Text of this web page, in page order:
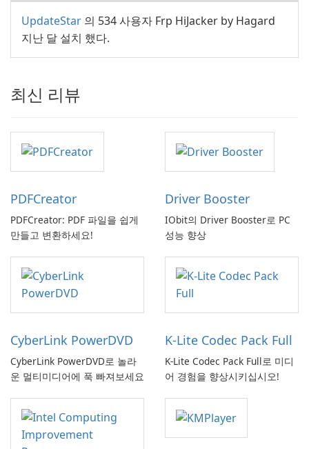
UpdateStar 의 534 사용자 Frp HiJacker by Hagard
지난 달 설치 했다.
최신 리뷰
PDFCreator
PDFCreator: PDF 파일을 쉽게
만들고 변환하세요!
Driver Booster
IObit의 Driver Booster로 PC
성능 향상
CyberLink PowerDVD
CyberLink PowerDVD로 놀라
운 멀티미디어에 푹 빠져보세요
K-Lite Codec Pack Full
K-Lite Codec Pack Full로 미디
어 경험을 향상시키십시오!